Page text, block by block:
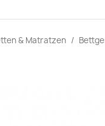
& Matratzen